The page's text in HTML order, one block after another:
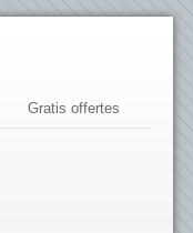
Gratis offertes